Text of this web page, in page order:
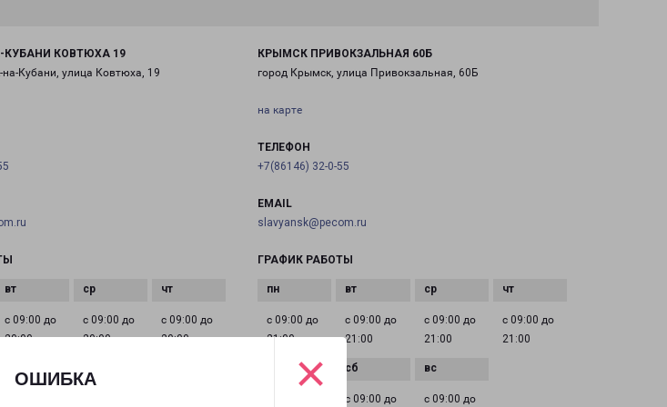
ОШИБКА ×
КОВТЮХА 19
на-Кубани, улица Ковтюха, 19
с 09:00 до
20:00
с 09:00 до
20:00
с 09:00 до
20:00
КРЫМСК ПРИВОКЗАЛЬНАЯ 60Б
город Крымск, улица Привокзальная, 60Б
на карте
ТЕЛЕФОН
+7(86146) 32-0-55
EMAIL
slavyansk@pecom.ru
ГРАФИК РАБОТЫ
с 09:00 до
21:00
с 09:00 до
21:00
с 09:00 до
21:00
с 09:00 до
21:00
с 09:00 до
с 09:00 до